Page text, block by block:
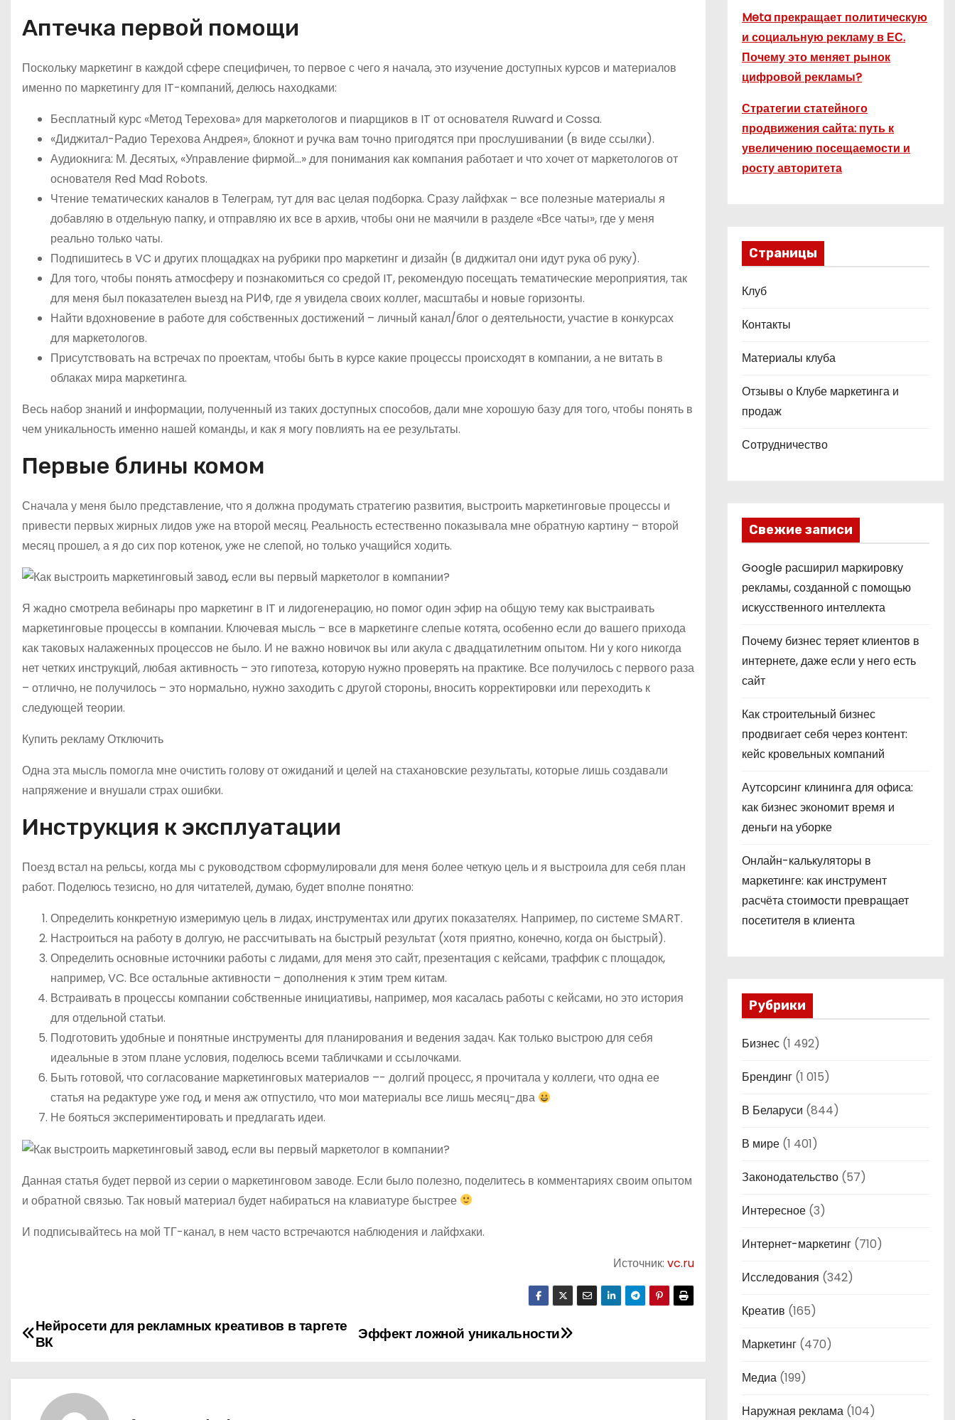
Аптечка первой помощи
Поскольку маркетинг в каждой сфере специфичен, то первое с чего я начала, это изучение доступных курсов и материалов
именно по маркетингу для IT-компаний, делюсь находками:
Бесплатный курс «Метод Терехова» для маркетологов и пиарщиков в IT от основателя Ruward и Cossa.
«Диджитал-Радио Терехова Андрея», блокнот и ручка вам точно пригодятся при прослушивании (в виде ссылки).
Аудиокнига: М. Десятых, «Управление фирмой…» для понимания как компания работает и что хочет от маркетологов от
основателя Red Mad Robots.
Чтение тематических каналов в Телеграм, тут для вас целая подборка. Сразу лайфхак – все полезные материалы я
добавляю в отдельную папку, и отправляю их все в архив, чтобы они не маячили в разделе «Все чаты», где у меня
реально только чаты.
Подпишитесь в VC и других площадках на рубрики про маркетинг и дизайн (в диджитал они идут рука об руку).
Для того, чтобы понять атмосферу и познакомиться со средой IT, рекомендую посещать тематические мероприятия, так
для меня был показателен выезд на РИФ, где я увидела своих коллег, масштабы и новые горизонты.
Найти вдохновение в работе для собственных достижений – личный канал/блог о деятельности, участие в конкурсах
для маркетологов.
Присутствовать на встречах по проектам, чтобы быть в курсе какие процессы происходят в компании, а не витать в
облаках мира маркетинга.
Весь набор знаний и информации, полученный из таких доступных способов, дали мне хорошую базу для того, чтобы понять в
чем уникальность именно нашей команды, и как я могу повлиять на ее результаты.
Первые блины комом
Сначала у меня было представление, что я должна продумать стратегию развития, выстроить маркетинговые процессы и
привести первых жирных лидов уже на второй месяц. Реальность естественно показывала мне обратную картину – второй
месяц прошел, а я до сих пор котенок, уже не слепой, но только учащийся ходить.
Я жадно смотрела вебинары про маркетинг в IT и лидогенерацию, но помог один эфир на общую тему как выстраивать
маркетинговые процессы в компании. Ключевая мысль – все в маркетинге слепые котята, особенно если до вашего прихода
как таковых налаженных процессов не было. И не важно новичок вы или акула с двадцатилетним опытом. Ни у кого никогда
нет четких инструкций, любая активность – это гипотеза, которую нужно проверять на практике. Все получилось с первого раза
– отлично, не получилось – это нормально, нужно заходить с другой стороны, вносить корректировки или переходить к
следующей теории.
Купить рекламу Отключить
Одна эта мысль помогла мне очистить голову от ожиданий и целей на стахановские результаты, которые лишь создавали
напряжение и внушали страх ошибки.
Инструкция к эксплуатации
Поезд встал на рельсы, когда мы с руководством сформулировали для меня более четкую цель и я выстроила для себя план
работ. Поделюсь тезисно, но для читателей, думаю, будет вполне понятно:
Определить конкретную измеримую цель в лидах, инструментах или других показателях. Например, по системе SMART.
Настроиться на работу в долгую, не рассчитывать на быстрый результат (хотя приятно, конечно, когда он быстрый).
Определить основные источники работы с лидами, для меня это сайт, презентация с кейсами, траффик с площадок,
например, VC. Все остальные активности – дополнения к этим трем китам.
Встраивать в процессы компании собственные инициативы, например, моя касалась работы с кейсами, но это история
для отдельной статьи.
Подготовить удобные и понятные инструменты для планирования и ведения задач. Как только выстрою для себя
идеальные в этом плане условия, поделюсь всеми табличками и ссылочками.
Быть готовой, что согласование маркетинговых материалов –- долгий процесс, я прочитала у коллеги, что одна ее
статья на редактуре уже год, и меня аж отпустило, что мои материалы все лишь месяц-два
Не бояться экспериментировать и предлагать идеи.
Данная статья будет первой из серии о маркетинговом заводе. Если было полезно, поделитесь в комментариях своим опытом
и обратной связью. Так новый материал будет набираться на клавиатуре быстрее
И подписывайтесь на мой ТГ-канал, в нем часто встречаются наблюдения и лайфхаки.
Источник: vc.ru
Н
Эффект ложной уникальности
Нейросети для рекламных креативов в таргете
ВК
Meta прекращает политическую
и социальную рекламу в ЕС.
Почему это меняет рынок
цифровой рекламы?
Стратегии статейного
продвижения сайта: путь к
увеличению посещаемости и
росту авторитета
Страницы
Клуб
Контакты
Материалы клуба
Отзывы о Клубе маркетинга и
продаж
Сотрудничество
Свежие записи
Google расширил маркировку
рекламы, созданной с помощью
искусственного интеллекта
Почему бизнес теряет клиентов в
интернете, даже если у него есть
сайт
Как строительный бизнес
продвигает себя через контент:
кейс кровельных компаний
Аутсорсинг клининга для офиса:
как бизнес экономит время и
деньги на уборке
Онлайн-калькуляторы в
маркетинге: как инструмент
расчёта стоимости превращает
посетителя в клиента
Рубрики
Бизнес (1 492)
Брендинг (1 015)
В Беларуси (844)
В мире (1 401)
Законодательство (57)
Интересное (3)
Интернет-маркетинг (710)
Исследования (342)
Креатив (165)
Маркетинг (470)
Медиа (199)
Наружная реклама (104)